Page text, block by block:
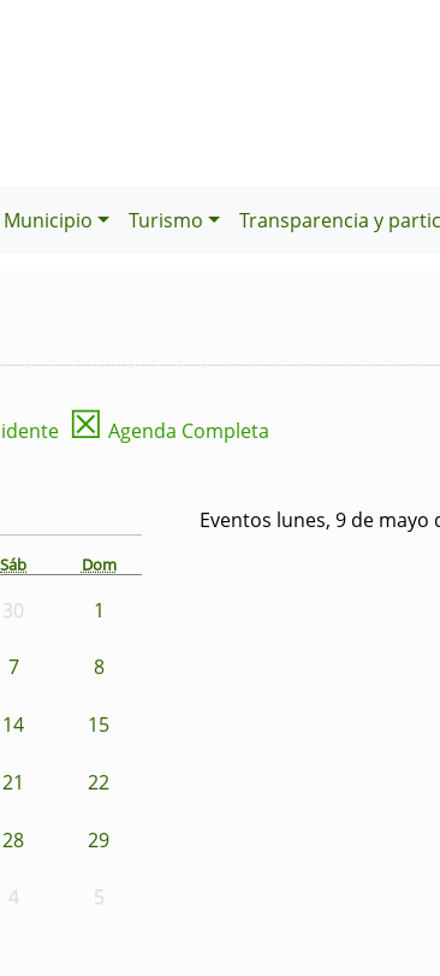
Municipio Turismo Transparencia y
☒ Agenda Completa
Sáb Dom
30 1
7 8
14 15
21 22
28 29
4 5
Eventos lunes, 9 de mayo